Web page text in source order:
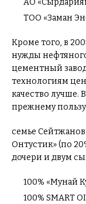
АО
ТОО «Заман
Кроме того, в
нужды
цементный
технологиям
качество лучше.
прежнему
семье
Онтустик» (по
дочери и двум
100% «Мунай
100% SMART